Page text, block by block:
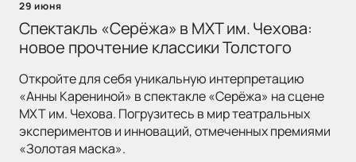
29 июня
Спектакль «Серёжа» в МХТ им. Чехова:
новое прочтение классики Толстого
Откройте для себя уникальную интерпретацию
«Анны Карениной» в спектакле «Серёжа» на сцене
МХТ им. Чехова. Погрузитесь в мир театральных
экспериментов и инноваций, отмеченных премиями
«Золотая маска».